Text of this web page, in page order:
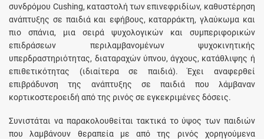
συνδρόμου Cushing, καταστολή των επινεφριδίων, καθυστέρηση
ανάπτυξης σε παιδιά και εφήβους, καταρράκτη, γλαύκωμα και
πιο σπάνια, μια σειρά ψυχολογικών και συμπεριφορικών
επιδράσεων περιλαμβανομένων ψυχοκινητικής
υπερδραστηριότητας, διαταραχών ύπνου, άγχους, κατάθλιψης ή
επιθετικότητας (ιδιαίτερα σε παιδιά). Έχει αναφερθεί
επιβράδυνση της ανάπτυξης σε παιδιά που λάμβαναν
κορτικοστεροειδή από της ρινός σε εγκεκριμένες δόσεις.
Συνιστάται να παρακολουθείται τακτικά το ύψος των παιδιών
που λαμβάνουν θεραπεία με από της ρινός χορηγούμενα